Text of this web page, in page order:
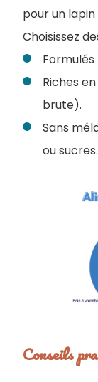
pour un
Choisissez
Riches
brute).
Sans
ou sucres.
Conseils